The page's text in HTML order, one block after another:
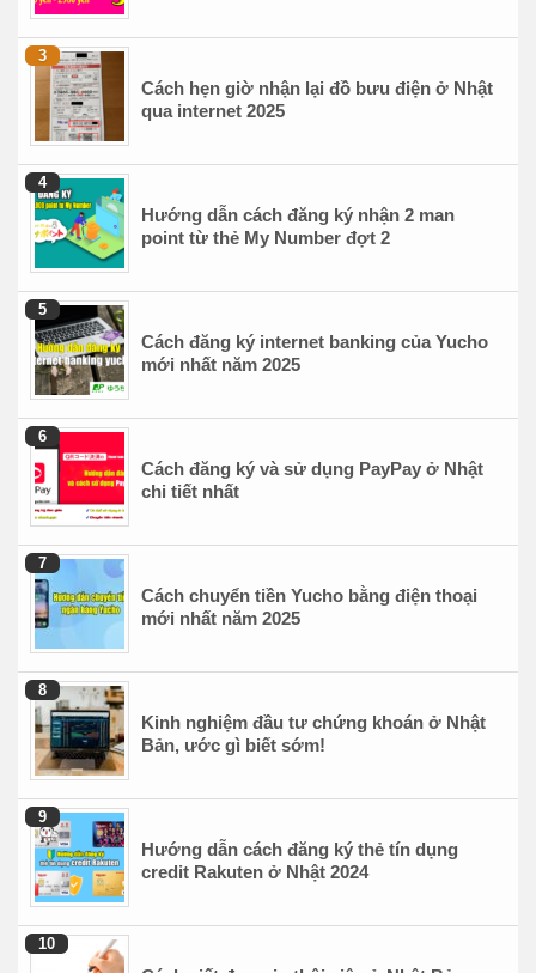
Cách hẹn giờ nhận lại đồ bưu điện ở Nhật
qua internet 2025
Hướng dẫn cách đăng ký nhận 2 man
point từ thẻ My Number đợt 2
Cách đăng ký internet banking của Yucho
mới nhất năm 2025
Cách đăng ký và sử dụng PayPay ở Nhật
chi tiết nhất
Cách chuyển tiền Yucho bằng điện thoại
mới nhất năm 2025
Kinh nghiệm đầu tư chứng khoán ở Nhật
Bản, ước gì biết sớm!
Hướng dẫn cách đăng ký thẻ tín dụng
credit Rakuten ở Nhật 2024